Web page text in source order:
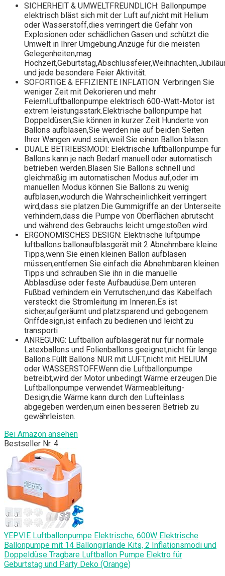
SICHERHEIT & UMWELTFREUNDLICH: Ballonpumpe
elektrisch bläst sich mit der Luft auf,nicht mit Helium
oder Wasserstoff,dies verringert die Gefahr von
Explosionen oder schädlichen Gasen und schützt die
Umwelt in Ihrer Umgebung.Anzüge für die meisten
Gelegenheiten,mag
und jede besondere Feier Aktivität.
SOFORTIGE & EFFIZIENTE INFLATION: Verbringen Sie
weniger Zeit mit Dekorieren und mehr
Feiern!Luftballonpumpe elektrisch 600-Watt-Motor ist
extrem leistungsstark.Elektrische ballonpumpe hat
Doppeldüsen,Sie können in kurzer Zeit Hunderte von
Ballons aufblasen,Sie werden nie auf beiden Seiten
Ihrer Wangen wund sein,weil Sie einen Ballon blasen.
DUALE BETRIEBSMODI: Elektrische luftballonpumpe für
Ballons kann je nach Bedarf manuell oder automatisch
betrieben werden.Blasen Sie Ballons schnell und
gleichmäßig im automatischen Modus auf,oder im
manuellen Modus können Sie Ballons zu wenig
aufblasen,wodurch die Wahrscheinlichkeit verringert
wird,dass sie platzen.Die Gummigriffe an der Unterseite
verhindern,dass die Pumpe von Oberflächen abrutscht
und während des Gebrauchs leicht umgestoßen wird.
ERGONOMISCHES DESIGN: Elektrische luftpumpe
luftballons ballonaufblasgerät mit 2 Abnehmbare kleine
Tipps,wenn Sie einen kleinen Ballon aufblasen
müssen,entfernen Sie einfach die Abnehmbaren kleinen
Tipps und schrauben Sie ihn in die manuelle
Abblasdüse oder feste Aufbaudüse.Dem unteren
Fußbad verhindern ein Verrutschen,und das Kabelfach
versteckt die Stromleitung im Inneren.Es ist
sicher,aufgeräumt und platzsparend und gebogenem
Griffdesign,ist einfach zu bedienen und leicht zu
transporti
ANREGUNG: Luftballon aufblasgerät nur für normale
Latexballons und Folienballons geeignet,nicht für lange
Ballons.Füllt Ballons NUR mit LUFT,nicht mit HELIUM
oder WASSERSTOFF.Wenn die Luftballonpumpe
betreibt,wird der Motor unbedingt Wärme erzeugen.Die
Luftballonpumpe verwendet Wärmeableitung-
Design,die Wärme kann durch den Lufteinlass
abgegeben werden,um einen besseren Betrieb zu
gewährleisten.
Bei Amazon ansehen
Bestseller Nr. 4
YEPVIE Luftballonpumpe Elektrische, 600W Elektrische
Ballonpumpe mit 14 Ballongirlande Kits, 2 Inflationsmodi und
Doppeldüse Tragbare Luftballon Pumpe Elektro für
Geburtstag und Party Deko (Orange)